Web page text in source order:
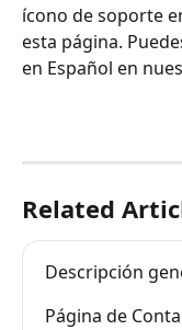
ícono de soporte
esta página.
en Español en
Related
Descripción
Página de